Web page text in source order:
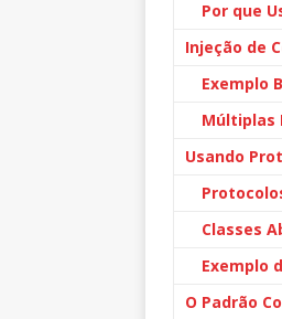
Por que
Injeção de
Exemplo
Múltiplas
Usando
Classes
Exemplo
O Padrão